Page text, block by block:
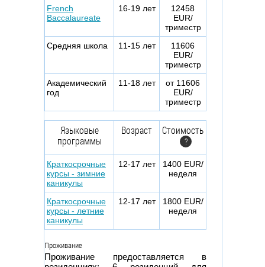
French
Baccalaureate
16-19 лет
12458
EUR/
триместр
Средняя школа
11-15 лет
11606
EUR/
триместр
Академический
год
11-18 лет
от 11606
EUR/
триместр
Языковые
программы
Возраст Стоимость
?
Краткосрочные
курсы - зимние
каникулы
12-17 лет
1400 EUR/
неделя
Краткосрочные
курсы - летние
каникулы
12-17 лет
1800 EUR/
неделя
Проживание
Проживание предоставляется в